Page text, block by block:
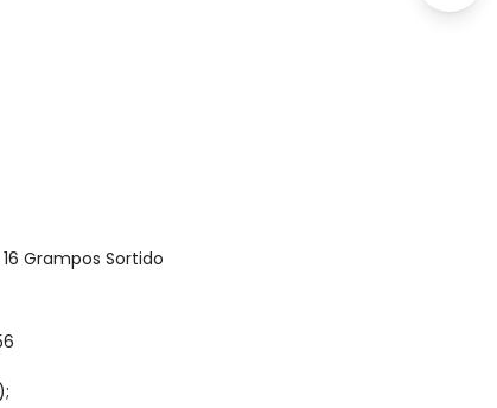
Grampos Sortido